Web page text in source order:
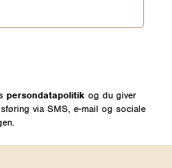
persondatapolitik og du giver
via SMS, e-mail og sociale